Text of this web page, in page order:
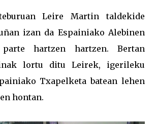
Leire Martin taldekide
izan da Espainiako Alebinen
parte hartzen hartzen. Bertan
lortu ditu Leirek, igerileku
Txapelketa batean lehen
hontan.